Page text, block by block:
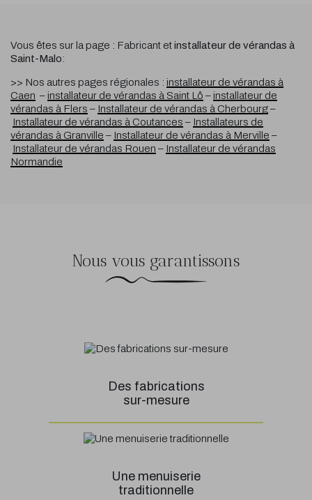
Vous êtes sur la page : Fabricant etinstallateur de vérandas à
Saint-Malo:
>> Nos autres pages régionales : installateur de vérandas à
Caen –installateur de vérandas à Saint Lô –installateur de
vérandas à Flers – Installateur de vérandas à Cherbourg–
Installateur de vérandas à Coutances – Installateurs de
vérandas à Granville – Installateur de vérandas à Merville –
Installateur de vérandas Rouen – Installateur de vérandas
Normandie
Nous vous garantissons
Des fabrications
sur-mesure
Une menuiserie
traditionnelle